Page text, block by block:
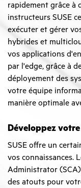
rapidement grâce à
instructeurs SUSE
exécuter et gérer
hybrides et
vos applications
par l'edge, grâce à
déployement des
votre équipe
manière optimale
Développez
SUSE offre un
vos connaissances.
Administrator
des atouts pour